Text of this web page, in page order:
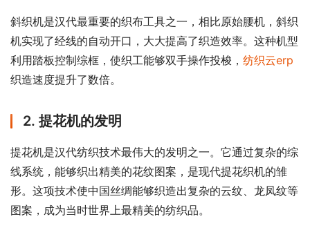
斜织机是汉代最重要的织布工具之一，相比原始腰机，斜织
机实现了经线的自动开口，大大提高了织造效率。这种机型
利用踏板控制综框，使织工能够双手操作投梭， 纺织云erp
织造速度提升了数倍。
2. 提花机的发明
提花机是汉代纺织技术最伟大的发明之一。它通过复杂的综
线系统，能够织出精美的花纹图案，是现代提花织机的雏
形。这项技术使中国丝绸能够织造出复杂的云纹、龙凤纹等
图案，成为当时世界上最精美的纺织品。